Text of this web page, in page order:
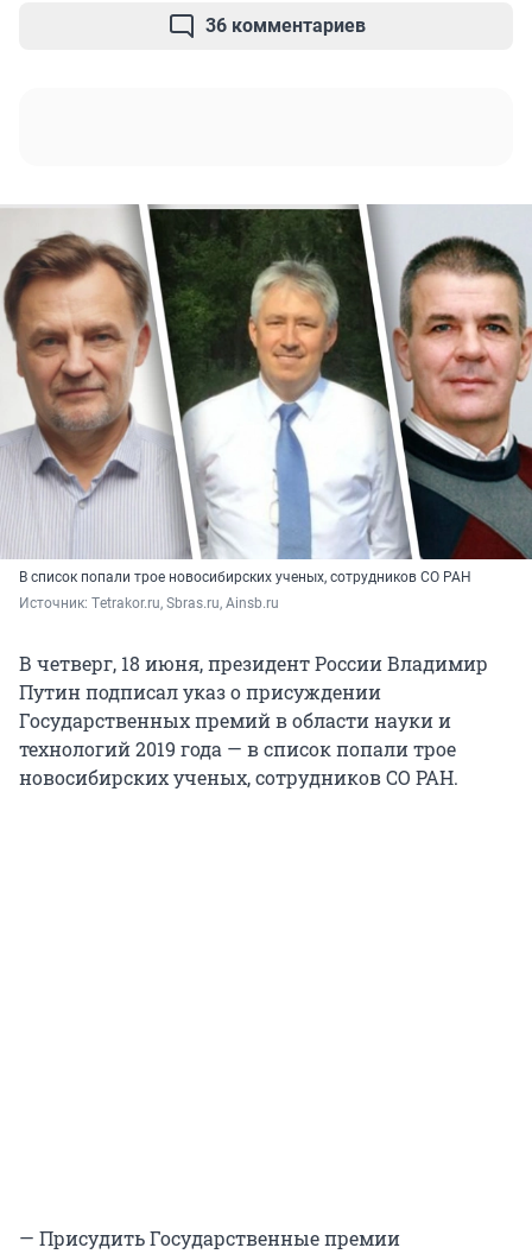
36 комментариев
В список попали трое новосибирских ученых, сотрудников СО РАН
Источник: Тetrakor.ru, Sbras.ru, Ainsb.ru
В четверг, 18 июня, президент России Владимир
Путин подписал указ о присуждении
Государственных премий в области науки и
технологий 2019 года — в список попали трое
новосибирских ученых, сотрудников СО РАН.
— Присудить Государственные премии